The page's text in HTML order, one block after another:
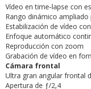
Vídeo en time‑lapse con
Rango dinámico
Estabilización de vídeo
Enfoque automático
Reproducción con zoom
Grabación de vídeo en
Cámara frontal
Ultra gran angular frontal
Apertura de ƒ/2,4